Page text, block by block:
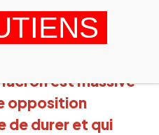
est massive
opposition
de durer et qui